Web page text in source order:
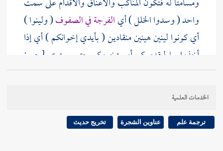
واحد ( وسدوا الخلل ) أيالفرجة في الصفوف( ولينوا )
أي كونوا لينين هينين منقادين ( بأيدي إخوانكم ) أي إذا
أخذوا بها ليقدموكم أو يؤخروكم حتى يستوي [ ص:
276 ] الصف لتنالوا فضل المعاونة على البر والتقوى .
ويصح أن يكون المراد لينوا بيد من يجركم من الصف أي
وافقوه وتأخروا معه لتزيلوا عنه وصمة الانفراد التي
أبطل بها بعض الأئمة .
الخدمات العلمية
ترجمة علم عناوين الشجرة تخريج حديث